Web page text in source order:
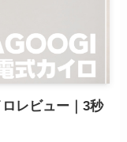
レビュー｜3秒